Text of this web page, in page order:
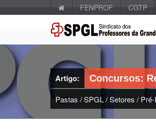
FENPROF CGTP
Artigo: Concursos:
Pastas /SPGL/Setores /